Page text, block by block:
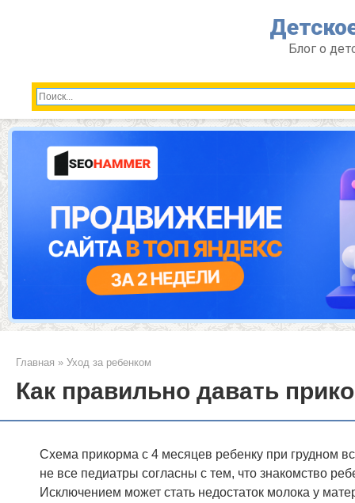
Блог о
Главная » Уход за ребенком
Как правильно давать
Схема прикорма с 4 месяцев ребенку при грудном
не все педиатры согласны с тем, что знакомство
Исключением может стать недостаток молока у